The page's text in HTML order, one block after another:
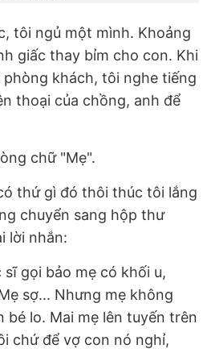
tôi ngủ một mình. Khoảng
giấc thay bỉm cho con. Khi
khách, tôi nghe tiếng
thoại của chồng, anh để
chữ "Mẹ".
thứ gì đó thôi thúc tôi lắng
chuyển sang hộp thư
lời nhắn:
gọi bảo mẹ có khối u,
sợ... Nhưng mẹ không
bé lo. Mai mẹ lên tuyến trên
chứ để vợ con nó nghỉ,